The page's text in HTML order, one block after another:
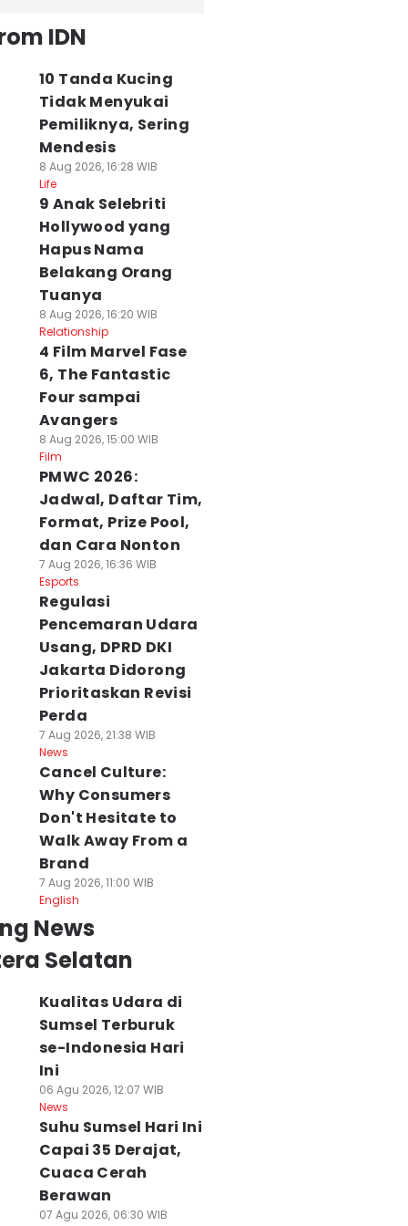
Sumsel
34 Derajat,
Beri
Karhutla
Warga Sumsel
Bisa Dapat Bibit
Pohon Gratis
Menhut Beberkan
IDN
10 Tanda Kucing
Tidak Menyukai
Pemiliknya, Sering
Mendesis
8 Aug 2026, 16:28 WIB
Life
9 Anak Selebriti
Hollywood yang
Hapus Nama
Belakang Orang
Tuanya
8 Aug 2026, 16:20 WIB
Relationship
4 Film Marvel Fase
6, The Fantastic
Four sampai
Avangers
8 Aug 2026, 15:00 WIB
Film
PMWC 2026:
Jadwal, Daftar Tim,
Format, Prize Pool,
dan Cara Nonton
7 Aug 2026, 16:36 WIB
Esports
Regulasi
Pencemaran Udara
Usang, DPRD DKI
Jakarta Didorong
Prioritaskan Revisi
Perda
7 Aug 2026, 21:38 WIB
News
Cancel Culture:
Why Consumers
Don't Hesitate to
Walk Away From a
Brand
7 Aug 2026, 11:00 WIB
English
News
Selatan
Kualitas Udara di
Sumsel Terburuk
se-Indonesia Hari
Ini
06 Agu 2026, 12:07 WIB
News
Suhu Sumsel Hari Ini
Capai 35 Derajat,
Cuaca Cerah
Berawan
07 Agu 2026, 06:30 WIB